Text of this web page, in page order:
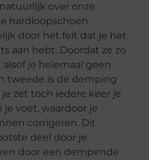
over onze
hardloopschoen
door het feit dat je het
aan hebt. Doordat ze zo
je helemaal geen
tweede is de demping
zet toch iedere keer je
voet, waardoor je
corrigeren. Dit
deel door je
door een dempende